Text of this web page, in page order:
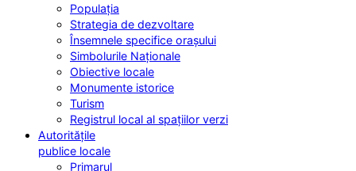
Populația
Strategia de dezvoltare
Însemnele specifice orașului
Simbolurile Naționale
Obiective locale
Monumente istorice
Turism
Registrul local al spațiilor verzi
Autoritățile
publice locale
Primarul